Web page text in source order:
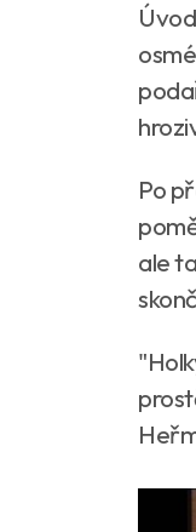
Po
ale